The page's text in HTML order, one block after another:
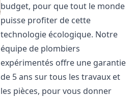
budget, pour que tout le monde
puisse profiter de cette
technologie écologique. Notre
équipe de plombiers
expérimentés offre une garantie
de 5 ans sur tous les travaux et
les pièces, pour vous donner